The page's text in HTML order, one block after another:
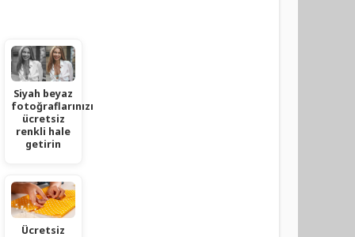
Siyah beyaz
fotoğraflarınızı
ücretsiz
renkli hale
getirin
Ücretsiz